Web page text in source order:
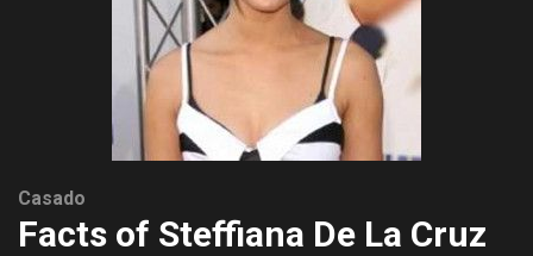
Casado
Facts of Steffiana De La Cruz